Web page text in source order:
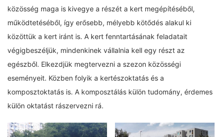
közösség maga is kivegye a részét a kert megépítéséből,
működtetéséből, így erősebb, mélyebb kötődés alakul ki
közöttük a kert iránt is. A kert fenntartásának feladatait
végigbeszéljük, mindenkinek vállalnia kell egy részt az
egészből. Elkezdjük megtervezni a szezon közösségi
eseményeit. Közben folyik a kertészoktatás és a
komposztoktatás is. A komposztálás külön tudomány, érdemes
külön oktatást rászervezni rá.